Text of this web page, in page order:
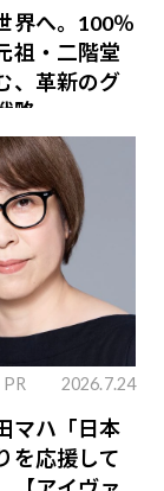
界へ。100％
祖・二階堂
、革新のグ
略
PR 2026.7.24
マハ「日本
を応援して